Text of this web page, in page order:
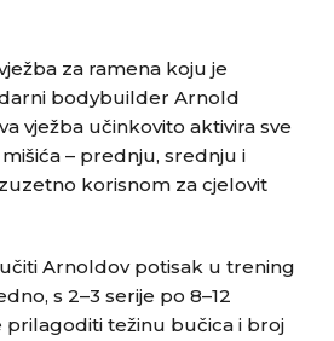
za ramena koju je
bodybuilder Arnold
vježba učinkovito aktivira sve
– prednju, srednju i
korisnom za cjelovit
Arnoldov potisak u trening
s 2–3 serije po 8–12
prilagoditi težinu bučica i broj